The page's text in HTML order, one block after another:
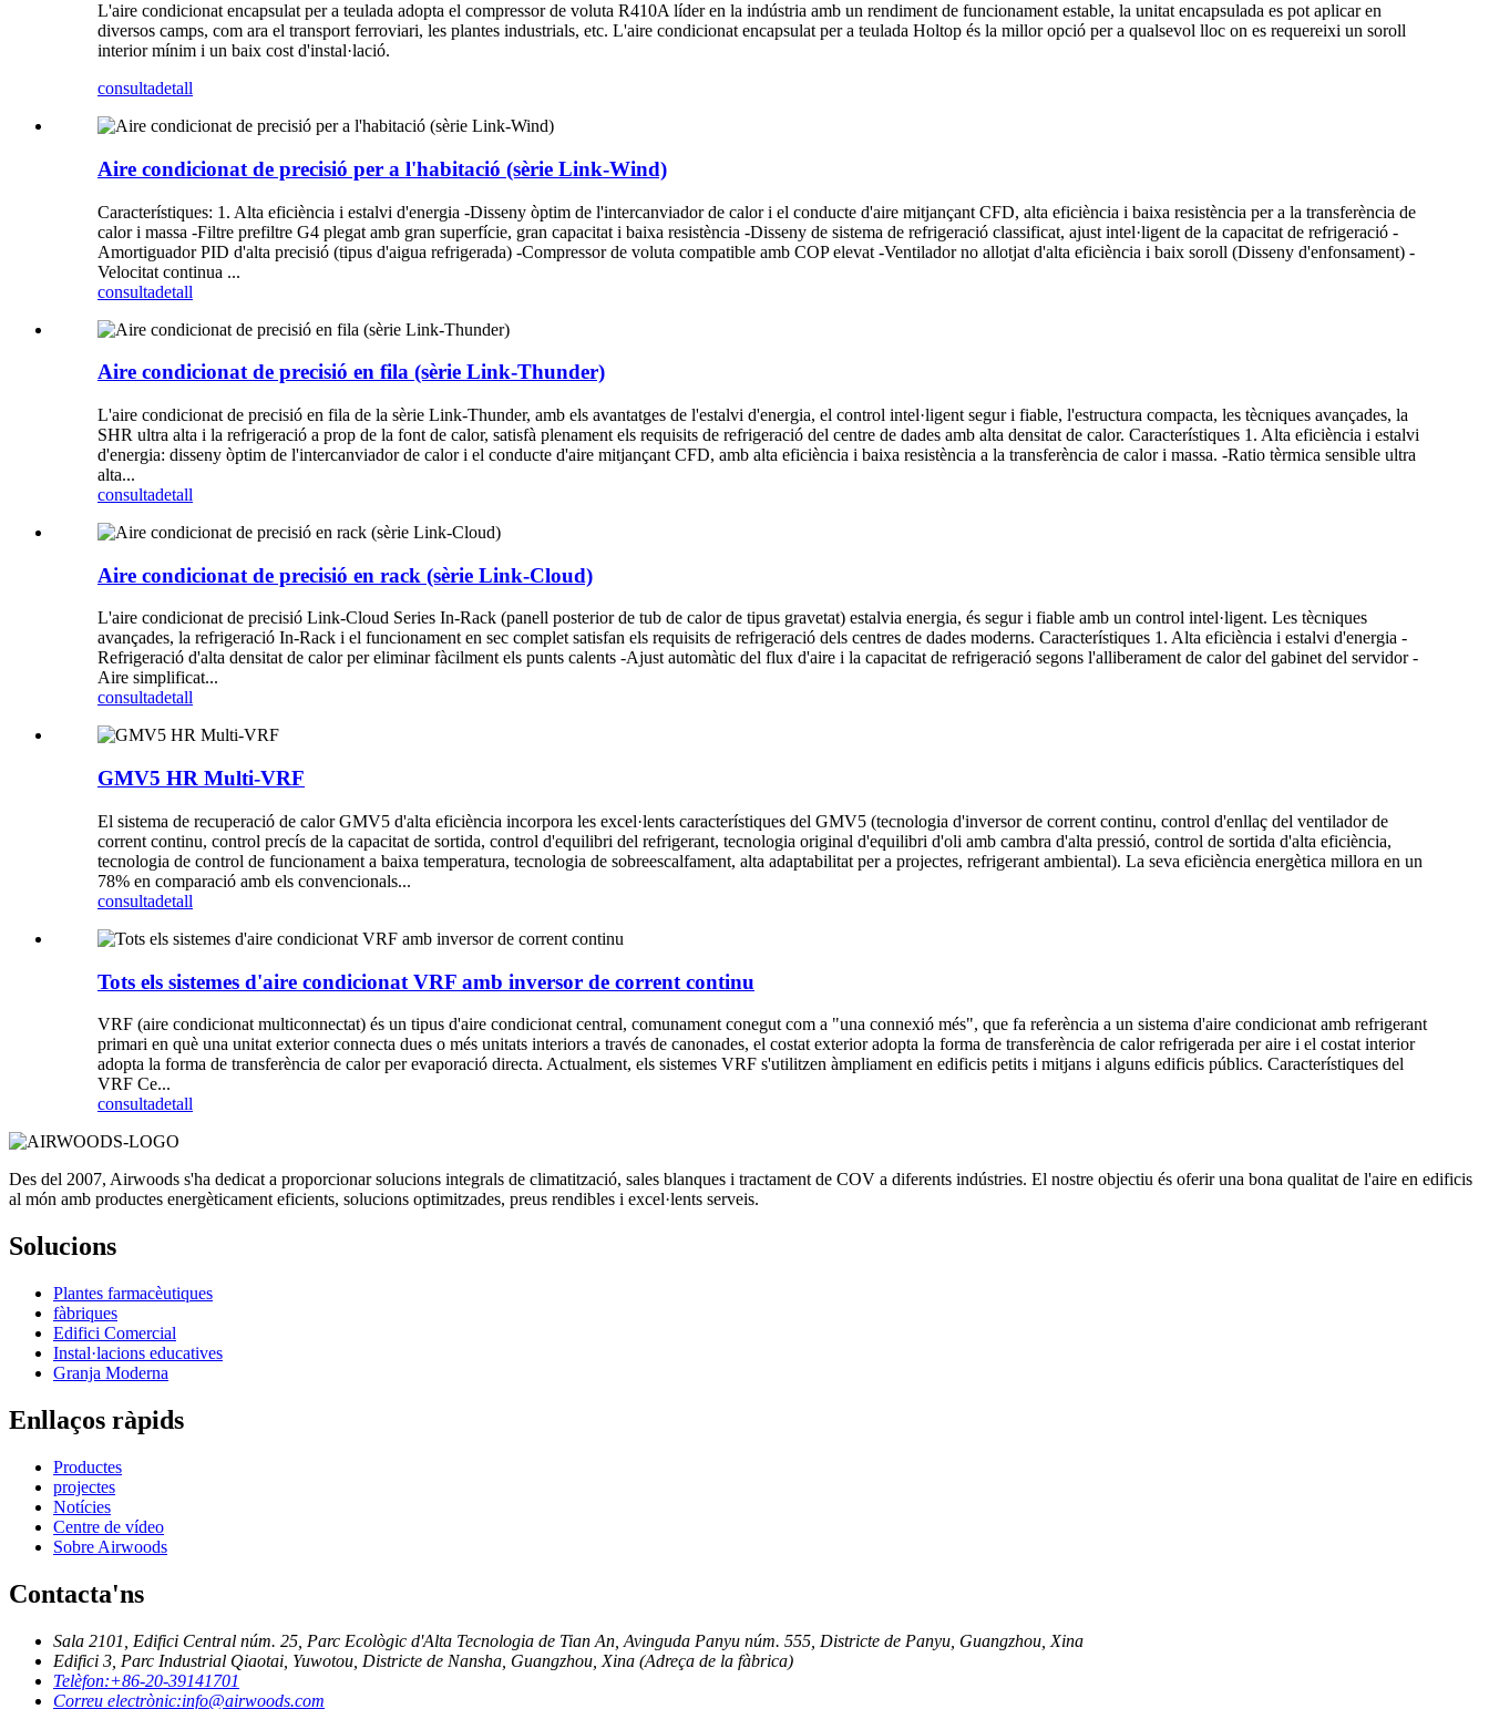
L'aire condicionat encapsulat per a teulada adopta el compressor de voluta R410A líder en la indústria amb un rendiment de funcionament estable, la unitat encapsulada es pot aplicar en
diversos camps, com ara el transport ferroviari, les plantes industrials, etc. L'aire condicionat encapsulat per a teulada Holtop és la millor opció per a qualsevol lloc on es requereixi un soroll
interior mínim i un baix cost d'instal·lació.
consultadetall
Aire condicionat de precisió per a l'habitació (sèrie Link-Wind)
Característiques: 1. Alta eficiència i estalvi d'energia -Disseny òptim de l'intercanviador de calor i el conducte d'aire mitjançant CFD, alta eficiència i baixa resistència per a la transferència de
calor i massa -Filtre prefiltre G4 plegat amb gran superfície, gran capacitat i baixa resistència -Disseny de sistema de refrigeració classificat, ajust intel·ligent de la capacitat de refrigeració -
Amortiguador PID d'alta precisió (tipus d'aigua refrigerada) -Compressor de voluta compatible amb COP elevat -Ventilador no allotjat d'alta eficiència i baix soroll (Disseny d'enfonsament) -
Velocitat continua ...
consultadetall
Aire condicionat de precisió en fila (sèrie Link-Thunder)
L'aire condicionat de precisió en fila de la sèrie Link-Thunder, amb els avantatges de l'estalvi d'energia, el control intel·ligent segur i fiable, l'estructura compacta, les tècniques avançades, la
SHR ultra alta i la refrigeració a prop de la font de calor, satisfà plenament els requisits de refrigeració del centre de dades amb alta densitat de calor. Característiques 1. Alta eficiència i estalvi
d'energia: disseny òptim de l'intercanviador de calor i el conducte d'aire mitjançant CFD, amb alta eficiència i baixa resistència a la transferència de calor i massa. -Ratio tèrmica sensible ultra
alta...
consultadetall
Aire condicionat de precisió en rack (sèrie Link-Cloud)
L'aire condicionat de precisió Link-Cloud Series In-Rack (panell posterior de tub de calor de tipus gravetat) estalvia energia, és segur i fiable amb un control intel·ligent. Les tècniques
avançades, la refrigeració In-Rack i el funcionament en sec complet satisfan els requisits de refrigeració dels centres de dades moderns. Característiques 1. Alta eficiència i estalvi d'energia -
Refrigeració d'alta densitat de calor per eliminar fàcilment els punts calents -Ajust automàtic del flux d'aire i la capacitat de refrigeració segons l'alliberament de calor del gabinet del servidor -
Aire simplificat...
consultadetall
GMV5 HR Multi-VRF
El sistema de recuperació de calor GMV5 d'alta eficiència incorpora les excel·lents característiques del GMV5 (tecnologia d'inversor de corrent continu, control d'enllaç del ventilador de
corrent continu, control precís de la capacitat de sortida, control d'equilibri del refrigerant, tecnologia original d'equilibri d'oli amb cambra d'alta pressió, control de sortida d'alta eficiència,
tecnologia de control de funcionament a baixa temperatura, tecnologia de sobreescalfament, alta adaptabilitat per a projectes, refrigerant ambiental). La seva eficiència energètica millora en un
78% en comparació amb els convencionals...
consultadetall
Tots els sistemes d'aire condicionat VRF amb inversor de corrent continu
VRF (aire condicionat multiconnectat) és un tipus d'aire condicionat central, comunament conegut com a "una connexió més", que fa referència a un sistema d'aire condicionat amb refrigerant
primari en què una unitat exterior connecta dues o més unitats interiors a través de canonades, el costat exterior adopta la forma de transferència de calor refrigerada per aire i el costat interior
adopta la forma de transferència de calor per evaporació directa. Actualment, els sistemes VRF s'utilitzen àmpliament en edificis petits i mitjans i alguns edificis públics. Característiques del
VRF Ce...
consultadetall
Des del 2007, Airwoods s'ha dedicat a proporcionar solucions integrals de climatització, sales blanques i tractament de COV a diferents indústries. El nostre objectiu és oferir una bona qualitat de l'aire en edificis
al món amb productes energèticament eficients, solucions optimitzades, preus rendibles i excel·lents serveis.
Solucions
Plantes farmacèutiques
fàbriques
Edifici Comercial
Instal·lacions educatives
Granja Moderna
Enllaços ràpids
Productes
projectes
Notícies
Centre de vídeo
Sobre Airwoods
Contacta'ns
Sala 2101, Edifici Central núm. 25, Parc Ecològic d'Alta Tecnologia de Tian An, Avinguda Panyu núm. 555, Districte de Panyu, Guangzhou, Xina
Edifici 3, Parc Industrial Qiaotai, Yuwotou, Districte de Nansha, Guangzhou, Xina (Adreça de la fàbrica)
Telèfon:+86-20-39141701
Correu electrònic:info@airwoods.com